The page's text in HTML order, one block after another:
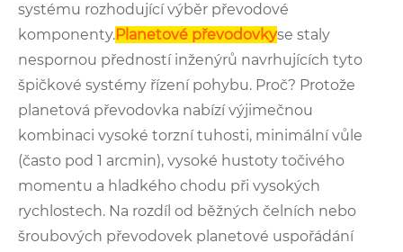
systému rozhodující výběr převodové
komponenty.Planetové převodovkyse staly
nespornou předností inženýrů navrhujících tyto
špičkové systémy řízení pohybu. Proč? Protože
planetová převodovka nabízí výjimečnou
kombinaci vysoké torzní tuhosti, minimální vůle
(často pod 1 arcmin), vysoké hustoty točivého
momentu a hladkého chodu při vysokých
rychlostech. Na rozdíl od běžných čelních nebo
šroubových převodovek planetové uspořádání